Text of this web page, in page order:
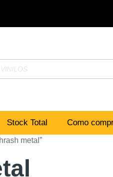
Stock Total Como
metal”